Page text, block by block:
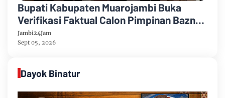
Bupati Kabupaten Muarojambi Buka
Verifikasi Faktual Calon Pimpinan Baznas
Tahun 2026-2031
Jambi24Jam
Sept 05, 2026
Dayok Binatur